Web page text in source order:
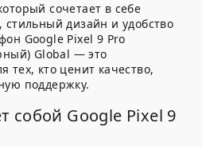
сочетает в себе
стильный дизайн и удобство
Google Pixel 9 Pro
Global — это
кто ценит качество,
поддержку.
собой Google Pixel 9